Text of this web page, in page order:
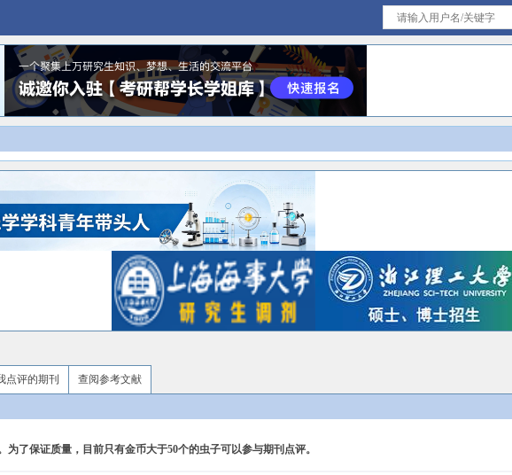
点评的期刊 查阅参考文献
了保证质量，目前只有金币大于50个的虫子可以参与期刊点评。